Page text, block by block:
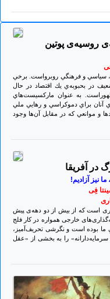
روسيه‌ی پوتين
سياسي و فرهنگي روبرواست. برخي
در بحبوبه‌ي يك اقتصاد در حال
به عنوان ماركسيست‌هاي
آنان براي دموكراسي و رهايي ملي
و موانعي كه در مقابل آن‌ها وجود
در آفریقا
نیز آزادیم!
فِی
است که از بیش از دو دهه‌ی پیش
خارجی همواره در کار فلج
ما بوده است و نگرشی تحریف‌آمیز،
را به بخشی از «عقل